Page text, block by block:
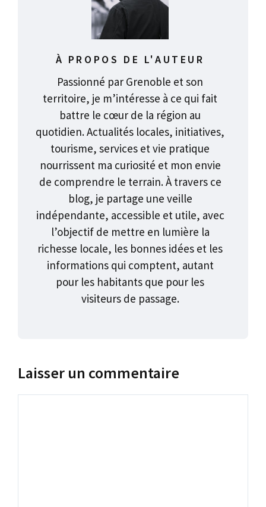
À PROPOS DE L'AUTEUR
Passionné par Grenoble et son
territoire, je m’intéresse à ce qui fait
battre le cœur de la région au
quotidien. Actualités locales, initiatives,
tourisme, services et vie pratique
nourrissent ma curiosité et mon envie
de comprendre le terrain. À travers ce
blog, je partage une veille
indépendante, accessible et utile, avec
l’objectif de mettre en lumière la
richesse locale, les bonnes idées et les
informations qui comptent, autant
pour les habitants que pour les
visiteurs de passage.
Laisser un commentaire